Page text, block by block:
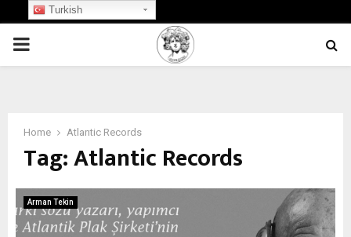
PRIMARY
Home Atlantic Records
Tag:Atlantic Records
Arman Tekin
Turkish